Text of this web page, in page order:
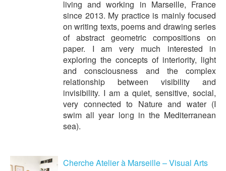
living and working in Marseille, France
since 2013. My practice is mainly focused
on writing texts, poems and drawing series
of abstract geometric compositions on
paper. I am very much interested in
exploring the concepts of interiority, light
and consciousness and the complex
relationship between visibility and
invisibility. I am a quiet, sensitive, social,
very connected to Nature and water (I
swim all year long in the Mediterranean
sea).
Cherche Atelier à Marseille – Visual Arts